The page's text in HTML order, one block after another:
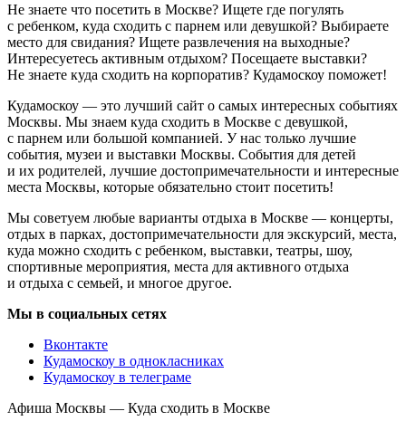
Не знаете что посетить в Москве? Ищете где погулять
с ребенком, куда сходить с парнем или девушкой? Выбираете
место для свидания? Ищете развлечения на выходные?
Интересуетесь активным отдыхом? Посещаете выставки?
Не знаете куда сходить на корпоратив? Кудамоскоу поможет!
Кудамоскоу — это лучший сайт о самых интересных событиях
Москвы. Мы знаем куда сходить в Москве с девушкой,
с парнем или большой компанией. У нас только лучшие
события, музеи и выставки Москвы. События для детей
и их родителей, лучшие достопримечательности и интересные
места Москвы, которые обязательно стоит посетить!
Мы советуем любые варианты отдыха в Москве — концерты,
отдых в парках, достопримечательности для экскурсий, места,
куда можно сходить с ребенком, выставки, театры, шоу,
спортивные мероприятия, места для активного отдыха
и отдыха с семьей, и многое другое.
Мы в социальных сетях
Вконтакте
Кудамоскоу в однокласниках
Кудамоскоу в телеграме
Афиша Москвы — Куда сходить в Москве